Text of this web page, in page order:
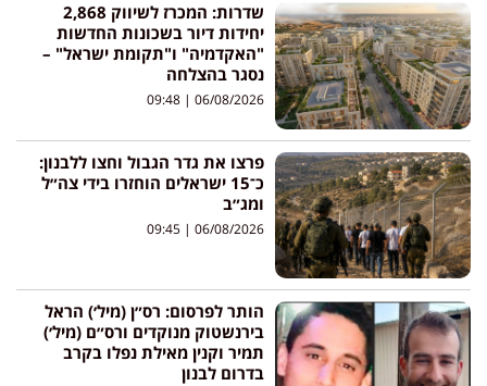
שדרות: המכרז לשיווק 2,868
יחידות דיור בשכונות החדשות
"האקדמיה" ו"תקומת ישראל" –
נסגר בהצלחה
06/08/2026
פרצו את גדר הגבול וחצו ללבנון:
כ־15 ישראלים הוחזרו בידי צה״ל
ומג״ב
06/08/2026
הותר לפרסום: רס״ן (מיל׳) הראל
בירנשטוק מנוקדים ורס״ם (מיל׳)
תמיר וקנין מאילת נפלו בקרב
בדרום לבנון